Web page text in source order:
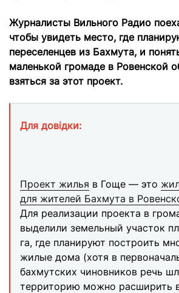
Журналисты Вильного Радио
чтобы увидеть место, где
переселенцев из Бахмута, и
маленькой громаде в Ровенской
взяться за этот проект.
Для довідки:
Проект жилья в Гоще — это
для жителей Бахмута в
Для реализации проекта в
выделили земельный участок
га, где планируют построить
жилые дома (хотя в
бахмутских чиновников речь
территорию можно расширить